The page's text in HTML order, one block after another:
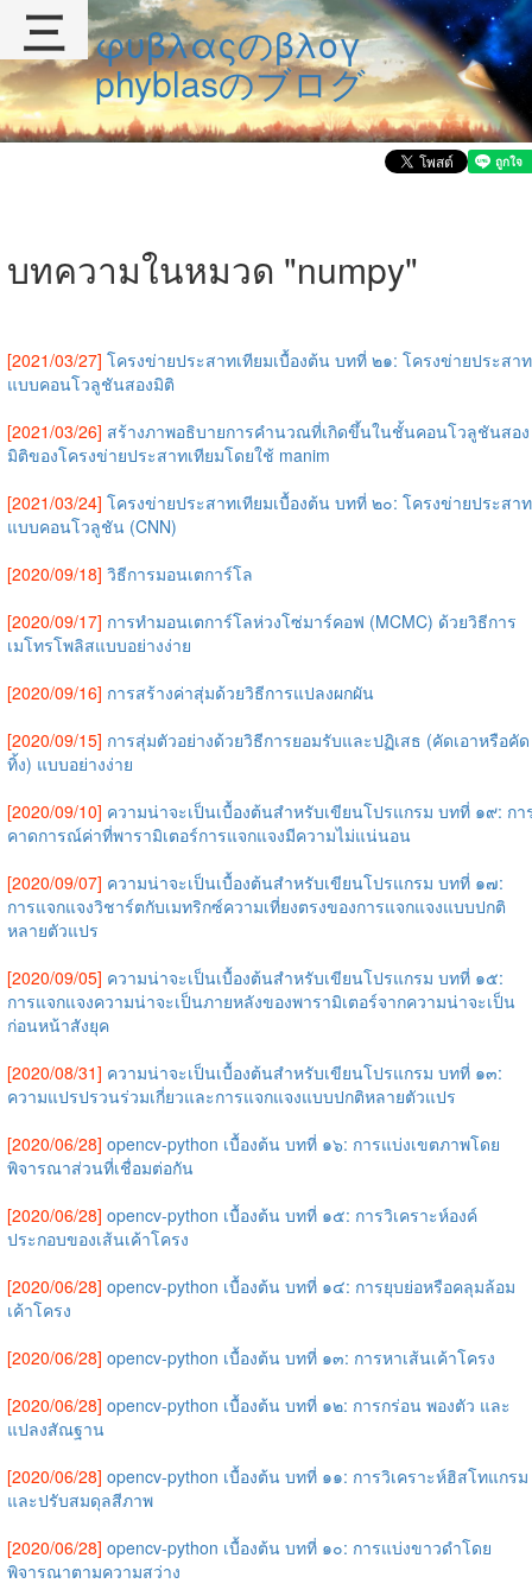
φυβλαςのβλογ
phyblasのブログ
บทความในหมวด "numpy"
[2021/03/27] โครงข่ายประสาทเทียมเบื้องต้น บทที่ ๒๑: โครงข่ายประสาท
แบบคอนโวลูชันสองมิติ
[2021/03/26] สร้างภาพอธิบายการคำนวณที่เกิดขึ้นในชั้นคอนโวลูชันสอง
มิติของโครงข่ายประสาทเทียมโดยใช้ manim
[2021/03/24] โครงข่ายประสาทเทียมเบื้องต้น บทที่ ๒๐: โครงข่ายประสาท
แบบคอนโวลูชัน (CNN)
[2020/09/18] วิธีการมอนเตการ์โล
[2020/09/17] การทำมอนเตการ์โลห่วงโซ่มาร์คอฟ (MCMC) ด้วยวิธีการ
เมโทรโพลิสแบบอย่างง่าย
[2020/09/16] การสร้างค่าสุ่มด้วยวิธีการแปลงผกผัน
[2020/09/15] การสุ่มตัวอย่างด้วยวิธีการยอมรับและปฏิเสธ (คัดเอาหรือคัด
ทิ้ง) แบบอย่างง่าย
[2020/09/10] ความน่าจะเป็นเบื้องต้นสำหรับเขียนโปรแกรม บทที่ ๑๙: กา
คาดการณ์ค่าที่พารามิเตอร์การแจกแจงมีความไม่แน่นอน
[2020/09/07] ความน่าจะเป็นเบื้องต้นสำหรับเขียนโปรแกรม บทที่ ๑๗:
การแจกแจงวิชาร์ตกับเมทริกซ์ความเที่ยงตรงของการแจกแจงแบบปกติ
หลายตัวแปร
[2020/09/05] ความน่าจะเป็นเบื้องต้นสำหรับเขียนโปรแกรม บทที่ ๑๕:
การแจกแจงความน่าจะเป็นภายหลังของพารามิเตอร์จากความน่าจะเป็น
ก่อนหน้าสังยุค
[2020/08/31] ความน่าจะเป็นเบื้องต้นสำหรับเขียนโปรแกรม บทที่ ๑๓:
ความแปรปรวนร่วมเกี่ยวและการแจกแจงแบบปกติหลายตัวแปร
[2020/06/28] opencv-python เบื้องต้น บทที่ ๑๖: การแบ่งเขตภาพโดย
พิจารณาส่วนที่เชื่อมต่อกัน
[2020/06/28] opencv-python เบื้องต้น บทที่ ๑๕: การวิเคราะห์องค์
ประกอบของเส้นเค้าโครง
[2020/06/28] opencv-python เบื้องต้น บทที่ ๑๔: การยุบย่อหรือคลุมล้อม
เค้าโครง
[2020/06/28] opencv-python เบื้องต้น บทที่ ๑๓: การหาเส้นเค้าโครง
[2020/06/28] opencv-python เบื้องต้น บทที่ ๑๒: การกร่อน พองตัว และ
แปลงสัณฐาน
[2020/06/28] opencv-python เบื้องต้น บทที่ ๑๑: การวิเคราะห์ฮิสโทแกรม
และปรับสมดุลสีภาพ
[2020/06/28] opencv-python เบื้องต้น บทที่ ๑๐: การแบ่งขาวดำโดย
พิจารณาตามความสว่าง
三